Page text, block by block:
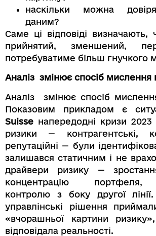
наскільки можна
даним?
Саме ці відповіді
прийнятий, зменшений,
потребуватиме більш гнучкого
Аналіз змінює спосіб мислення
Аналіз змінює спосіб
Показовим прикладом є
Suisse напередодні кризи
ризики — контрагентські,
репутаційні — були
залишався статичним і не
драйвери ризику —
концентрацію портфеля,
контролю з боку другої
управлінські рішення
«вчорашньої картини
відповідала реальності.